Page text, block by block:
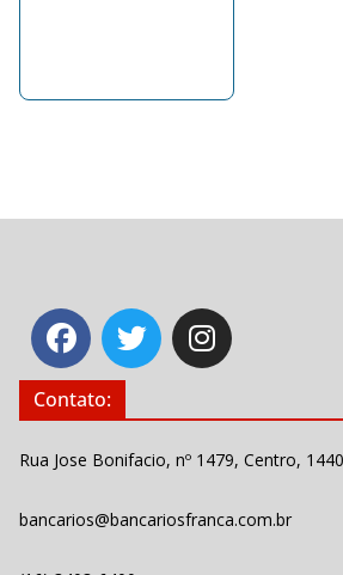
Contato:
Rua Jose Bonifacio, nº 1479, Centro,
bancarios@bancariosfranca.com.br